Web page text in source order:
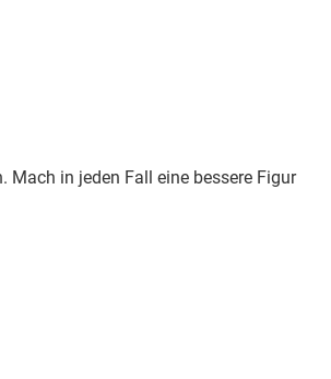
in jeden Fall eine bessere Figur